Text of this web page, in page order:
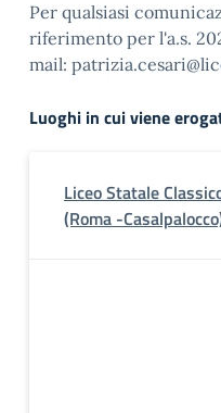
Per qualsiasi
riferimento per l'a.s.
mail:
Luoghi in cui viene
Liceo Statale
(Roma -